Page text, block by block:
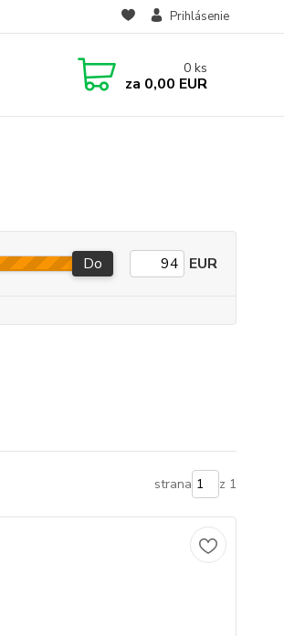
Prihlásenie
0 ks
za 0,00 EUR
Do EUR
strana z 1